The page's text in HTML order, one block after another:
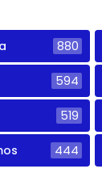
880
594
519
444